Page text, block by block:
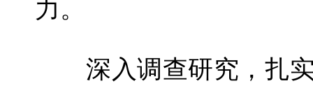
力。
深入调查研究，扎实